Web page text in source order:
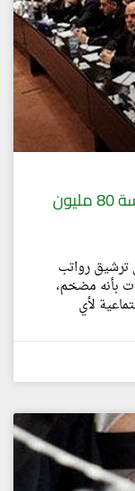
هلاهل: راتب ومخصصات عضو الرئاسة 80 مليون
ترشيق رواتب
بأنه مضخم،
لأي